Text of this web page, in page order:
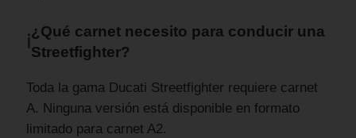
ℹ
¿Qué carnet necesito para conducir una
Streetfighter?
Toda la gama Ducati Streetfighter requiere carnet
A. Ninguna versión está disponible en formato
limitado para carnet A2.